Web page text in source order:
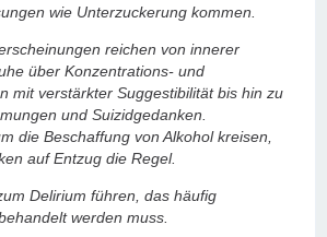
wie Unterzuckerung kommen.
reichen von innerer
über Konzentrations- und
mit verstärkter Suggestibilität bis hin zu
und Suizidgedanken.
die Beschaffung von Alkohol kreisen,
auf Entzug die Regel.
Delirium führen, das häufig
werden muss.